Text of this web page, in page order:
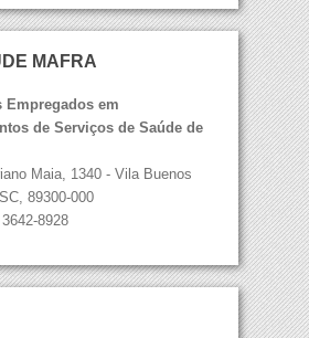
MAFRA
em
de Serviços de Saúde de
Maia, 1340 - Vila Buenos
89300-000
8928